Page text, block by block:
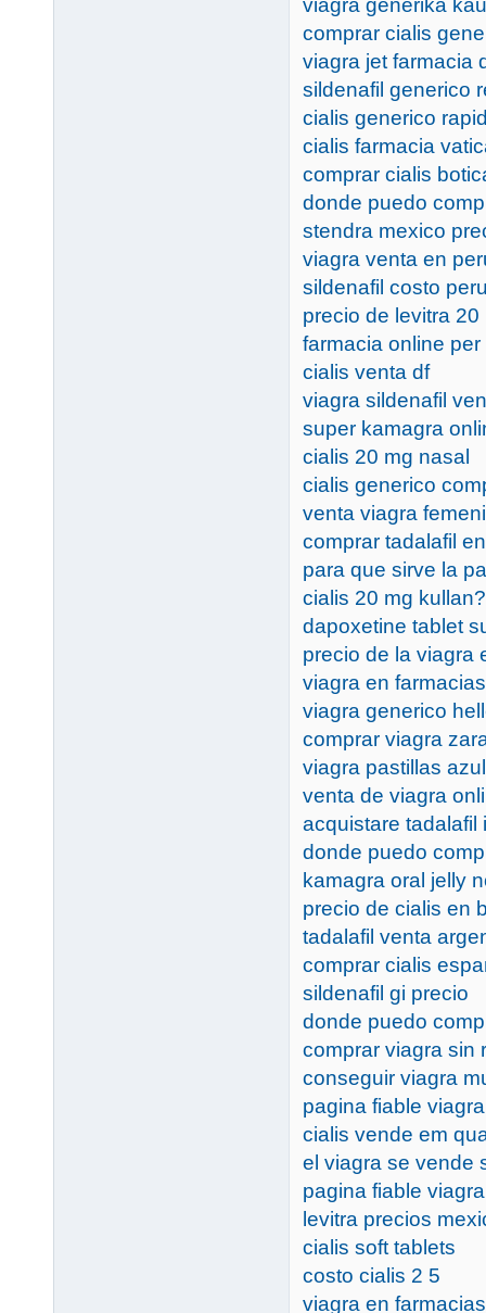
comprar cialis
viagra jet farmacia
sildenafil generico
cialis generico
cialis farmacia
comprar cialis
donde puedo
stendra mexico
viagra venta en
sildenafil costo
precio de levitra
farmacia online per
cialis venta df
viagra sildenafil
super kamagra
cialis 20 mg nasal
cialis generico
venta viagra
comprar tadalafil
para que sirve la
cialis 20 mg
dapoxetine tablet
precio de la viagra
viagra en
viagra generico
comprar viagra
viagra pastillas
venta de viagra
acquistare tadalafil
donde puedo
kamagra oral jelly
precio de cialis en
tadalafil venta
comprar cialis
sildenafil gi precio
donde puedo
comprar viagra sin
conseguir viagra
pagina fiable viagra
cialis vende em
el viagra se vende
pagina fiable viagra
levitra precios
cialis soft tablets
costo cialis 2 5
viagra en